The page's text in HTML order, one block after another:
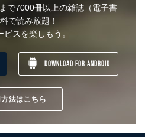
で7000冊以上の雑誌（電子書
で読み放題！
ビスを楽しもう。
DOWNLOAD FOR ANDROID
法はこちら